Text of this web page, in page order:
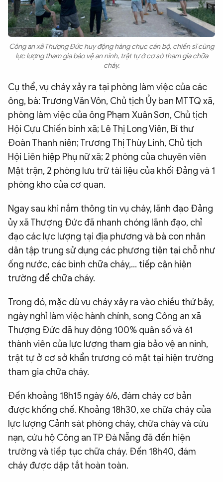
Công an xã Thượng Đức huy động hàng chục cán bộ, chiến sĩ cùng
lực lượng tham gia bảo vệ an ninh, trật tự ở cơ sở tham gia chữa
cháy.
Cụ thể, vụ cháy xảy ra tại phòng làm việc của các
ông, bà: Trương Văn Vôn, Chủ tịch Ủy ban MTTQ xã,
phòng làm việc của ông Phạm Xuân Sơn, Chủ tịch
Hội Cựu Chiến binh xã; Lê Thị Long Viên, Bí thư
Đoàn Thanh niên; Trương Thị Thùy Linh, Chủ tịch
Hội Liên hiệp Phụ nữ xã; 2 phòng của chuyên viên
Mặt trận, 2 phòng lưu trữ tài liệu của khối Đảng và 1
phòng kho của cơ quan.
Ngay sau khi nắm thông tin vụ cháy, lãnh đạo Đảng
ủy xã Thượng Đức đã nhanh chóng lãnh đạo, chỉ
đạo các lực lượng tại địa phương và bà con nhân
dân tập trung sử dụng các phương tiện tại chỗ như
ống nước, các bình chữa cháy,… tiếp cận hiện
trường để chữa cháy.
Trong đó, mặc dù vụ cháy xảy ra vào chiều thứ bảy,
ngày nghỉ làm việc hành chính, song Công an xã
Thượng Đức đã huy động 100% quân số và 61
thành viên của lực lượng tham gia bảo vệ an ninh,
trật tự ở cơ sở khẩn trương có mặt tại hiện trường
tham gia chữa cháy.
Đến khoảng 18h15 ngày 6/6, đám cháy cơ bản
được khống chế. Khoảng 18h30, xe chữa cháy của
lực lượng Cảnh sát phòng cháy, chữa cháy và cứu
nạn, cứu hộ Công an TP Đà Nẵng đã đến hiện
trường và tiếp tục chữa cháy. Đến 18h40, đám
cháy được dập tắt hoàn toàn.